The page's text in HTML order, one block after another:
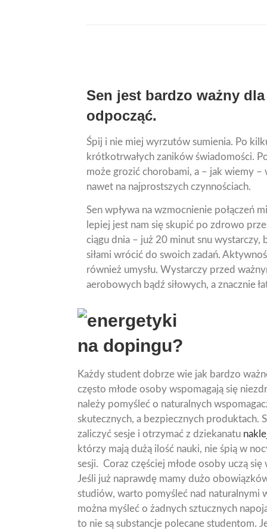
Sen jest bardzo ważny
odpocząć.
Śpij i nie miej wyrzutów sumienia. Po
krótkotrwałych zaników świadomości.
może grozić chorobami, a – jak wiemy
nawet na najprostszych czynnościach.
Sen wpływa na wzmocnienie połączeń
lepiej jest nam się skupić po zdrowo
ciągu dnia – już 20 minut snu
siłami wrócić do swoich zadań.
również umysłu. Wystarczy przed
aerobowych bądź siłowych, a znacznie
na dopingu?
Każdy student dobrze wie jak bardzo
często młode osoby wspomagają się
należy pomyśleć o naturalnych
skutecznych, a bezpiecznych
zaliczyć sesje i otrzymać z dziekanatu
którzy mają dużą ilość nauki, nie śpią w
sesji. Coraz częściej młode osoby uczą
Jeśli już naprawdę mamy dużo
studiów, warto pomyśleć nad naturalnymi
można myśleć o żadnych sztucznych
to nie są substancje polecane studentom.